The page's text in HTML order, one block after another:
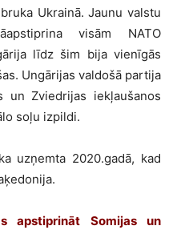
Ukrainā. Jaunu valstu
visām NATO
līdz šim bija vienīgās
Ungārijas valdošā partija
un Zviedrijas iekļaušanos
soļu izpildi.
uzņemta 2020.gadā, kad
apstiprināt Somijas un